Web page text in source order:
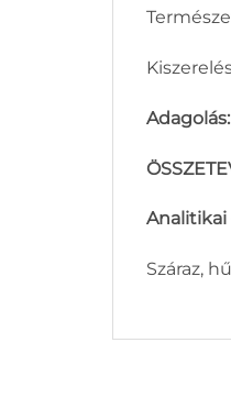
Adagolás:
Analitikai
Száraz,